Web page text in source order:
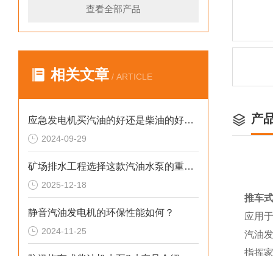
查看全部产品
相关文章 / ARTICLE
应急发电机买汽油的好还是柴油的好呢？
2024-09-29
矿场排水工程选择这款汽油水泵的重要性
2025-12-18
静音汽油发电机的环保性能如何？
2024-11-25
产
推车
应用
汽油
指挥